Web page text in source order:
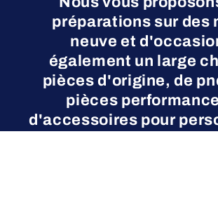
préparations sur des
neuve et
également un large
pièces d'origine, de
pièces
d'accessoires pour